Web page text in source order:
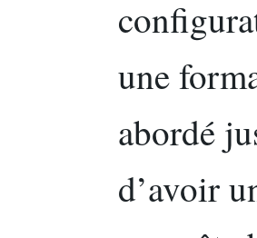
une
abordé
d’avoir